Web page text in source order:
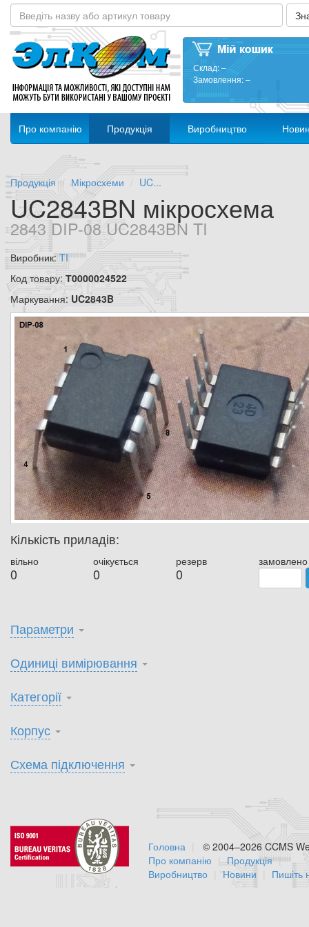
Склад:–
Замовлення:–
Про компанію Продукція Виробництво
Продукція Мікросхеми UC...
UC2843BN мікросхема
2843 DIP-08 UC2843BN TI
Виробник:TI
Код товару: Т0000024522
Маркування: UC2843B
Кількість приладів:
вільно
0
очікується
0
резерв
0
замовлено
Параметри
Одиниці вимірювання
Категорії
Корпус
Схема підключення
© 2004–2026 CCMS
Головна
Про компанію
Продукція
Виробництво
Новини Пишіть